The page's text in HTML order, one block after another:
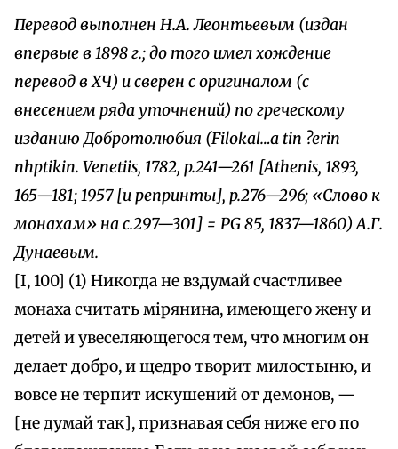
Перевод выполнен Н.А. Леонтьевым (издан
впервые в 1898 г.; до того имел хождение
перевод в ХЧ) и сверен с оригиналом (с
внесением ряда уточнений) по греческому
изданию Добротолюбия (Filokal…a tin ?erin
nhptikin. Venetiis, 1782, p.241—261 [Athenis, 1893,
165—181; 1957 [и репринты], p.276—296; «Слово к
монахам» на с.297—301] = PG 85, 1837—1860) А.Г.
Дунаевым.
[I, 100] (1) Никогда не вздумай счастливее
монаха считать мiрянина, имеющего жену и
детей и увеселяющегося тем, что многим он
делает добро, и щедро творит милостыню, и
вовсе не терпит искушений от демонов, —
[не думай так], признавая себя ниже его по